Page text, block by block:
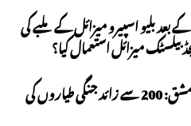
بعد بلیو اسپیرو میزائل کے ملبے کی
بیلسٹک میزائل استعمال کیا؟
چین کی سب سے بڑی ریڈ سورڈ مشق: 200 سے زائد جنگی طیاروں کی